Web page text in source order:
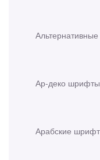
Ар-деко шрифты
Арабские